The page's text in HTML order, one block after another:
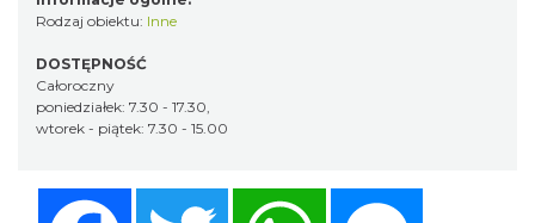
Rodzaj obiektu: Inne
DOSTĘPNOŚĆ
Całoroczny
poniedziałek: 7.30 - 17.30,
wtorek - piątek: 7.30 - 15.00
Twitter WhatsApp